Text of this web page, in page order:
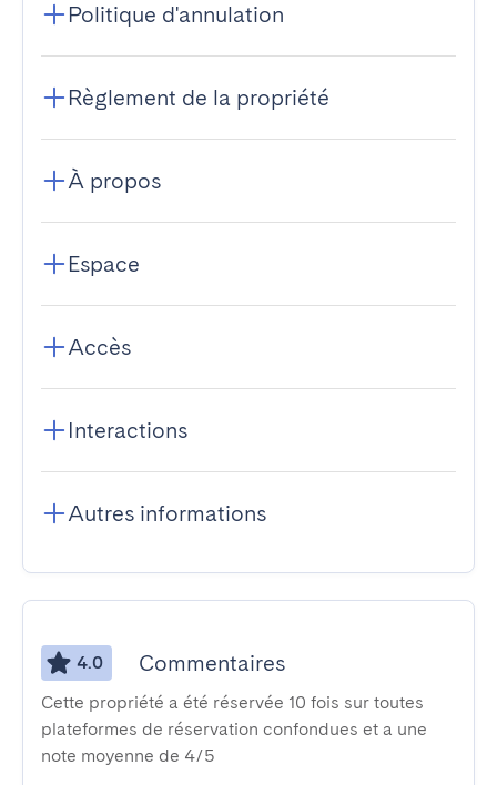
Politique d'annulation
Règlement de la propriété
À propos
Espace
Accès
Interactions
Autres informations
4.0 Commentaires
Cette propriété a été réservée 10 fois sur toutes
plateformes de réservation confondues et a une
note moyenne de 4/5